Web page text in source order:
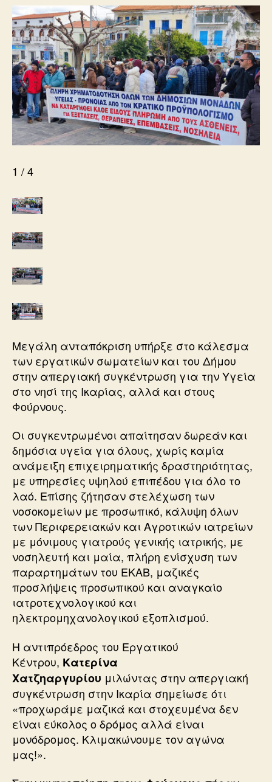
1 / 4
Μεγάλη ανταπόκριση υπήρξε στο κάλεσμα
των εργατικών σωματείων και του Δήμου
στην απεργιακή συγκέντρωση για την Υγεία
στο νησί της Ικαρίας, αλλά και στους
Φούρνους.
Οι συγκεντρωμένοι απαίτησαν δωρεάν και
δημόσια υγεία για όλους, χωρίς καμία
ανάμειξη επιχειρηματικής δραστηριότητας,
με υπηρεσίες υψηλού επιπέδου για όλο το
λαό. Επίσης ζήτησαν στελέχωση των
νοσοκομείων με προσωπικό, κάλυψη όλων
των Περιφερειακών και Αγροτικών ιατρείων
με μόνιμους γιατρούς γενικής ιατρικής, με
νοσηλευτή και μαία, πλήρη ενίσχυση των
παραρτημάτων του ΕΚΑΒ, μαζικές
προσλήψεις προσωπικού και αναγκαίο
ιατροτεχνολογικού και
ηλεκτρομηχανολογικού εξοπλισμού.
Η αντιπρόεδρος του Εργατικού
Κέντρου, Κατερίνα
Χατζηαργυρίου μιλώντας στην απεργιακή
συγκέντρωση στην Ικαρία σημείωσε ότι
«προχωράμε μαζικά και στοχευμένα δεν
είναι εύκολος ο δρόμος αλλά είναι
μονόδρομος. Κλιμακώνουμε τον αγώνα
μας!».